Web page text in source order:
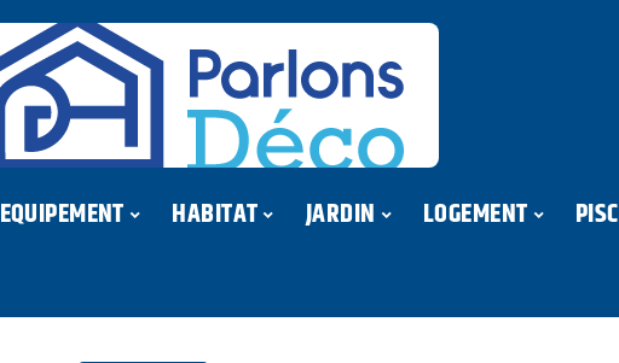
EQUIPEMENT HABITAT JARDIN LOGEMENT